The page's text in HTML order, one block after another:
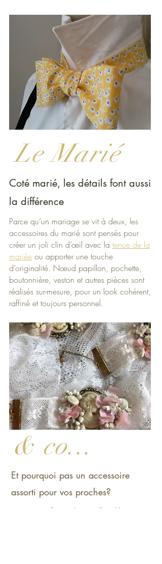
Le Marié
Coté marié, les détails font aussi
la différence
Parce qu’un mariage se vit à deux, les
accessoires du marié sont pensés pour
créer un joli clin d’œil avec la tenue de la
mariée ou apporter une touche
d’originalité. Nœud papillon, pochette,
boutonnière, veston et autres pièces sont
réalisés sur-mesure, pour un look cohérent,
raffiné et toujours personnel.
& co...
Et pourquoi pas un accessoire
assorti pour vos proches?
Témoins, enfants, demoiselles d’honneur…